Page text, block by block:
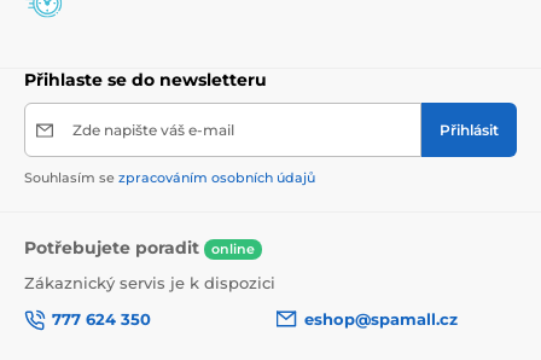
Přihlaste se do newsletteru
Zde napište váš e-mail Přihlásit
Souhlasím se zpracováním osobních údajů
Potřebujete poradit online
Zákaznický servis je k dispozici
777 624 350
eshop@spamall.cz